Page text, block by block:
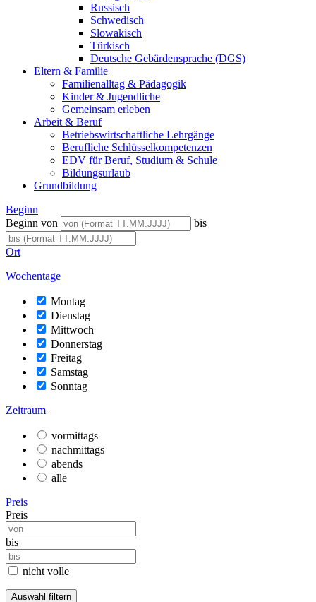
Russisch
Schwedisch
Slowakisch
Türkisch
Deutsche Gebärdensprache (DGS)
Eltern & Familie
Familienalltag & Pädagogik
Kinder & Jugendliche
Gemeinsam erleben
Arbeit & Beruf
Betriebswirtschaftliche Lehrgänge
Berufliche Schlüsselkompetenzen
EDV für Beruf, Studium & Schule
Bildungsurlaub
Grundbildung
Beginn
Beginn von
bis
Ort
Wochentage
Montag
Dienstag
Mittwoch
Donnerstag
Freitag
Samstag
Sonntag
Zeitraum
vormittags
nachmittags
abends
alle
Preis
Preis
bis
nicht volle